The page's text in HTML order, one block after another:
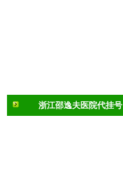
浙江邵逸夫医院代挂号